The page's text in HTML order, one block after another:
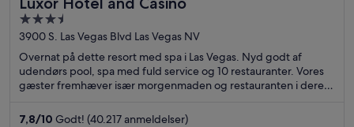
3.5
out
of
5
3900 S. Las Vegas Blvd Las Vegas NV
Overnat på dette resort med spa i Las Vegas. Nyd godt af
udendørs pool, spa med fuld service og 10 restauranter. Vores
gæster fremhæver især morgenmaden og restauranten i deres
Vegas og Excalibur Casino ligger i nærheden.
7,8/10 Godt! (40.217 anmeldelser)